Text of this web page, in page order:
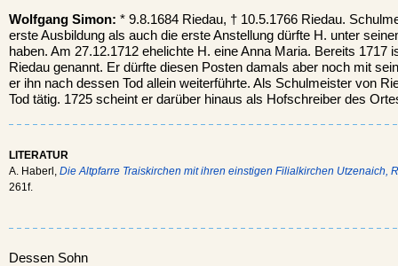
Wolfgang Simon: * 9.8.1684 Riedau, † 10.5.1766 Riedau.
erste Ausbildung als auch die erste Anstellung dürfte H. unter
haben. Am 27.12.1712 ehelichte H. eine Anna Maria. Bereits 1717
Riedau genannt. Er dürfte diesen Posten damals aber noch mit
er ihn nach dessen Tod allein weiterführte. Als Schulmeister von
Tod tätig. 1725 scheint er darüber hinaus als Hofschreiber des
LITERATUR
A. Haberl, Die Altpfarre Traiskirchen mit ihren einstigen Filialkirchen Utzenaich,
261f.
Dessen Sohn